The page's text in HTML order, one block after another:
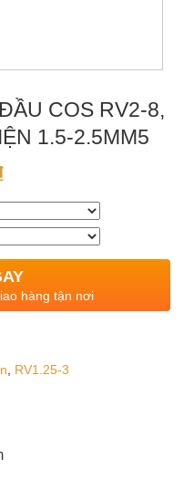
COS RV2-8,
1.5-2.5MM5
hàng tận nơi
, RV1.25-3